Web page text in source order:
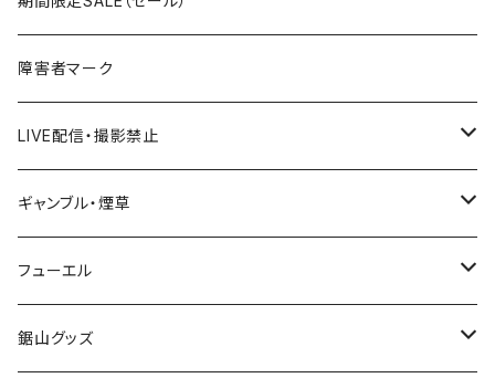
国道600～699号線
国道700～799号線
ROUTE600～699号線
ROUTE700～799号線
ROUTE 600～699号線
ROUTE 700～799号線
ROUTE 600～699号線
ROUTE 700～799号線
秋田県
Tシャツ
ステッカー
山形県
福島県
茨城県
栃木県
障害者マーク
LIVE配信・撮影禁止
LIVE配信禁止
撮影禁止
ギャンブル・煙草
ホテルキーホルダー
たばこ・禁煙ステッカー
フューエル
ステッカー
鋸山グッズ